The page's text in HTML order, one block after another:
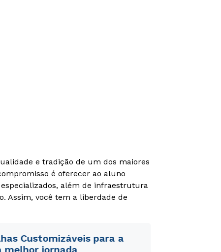
e tradição de um dos maiores
é oferecer ao aluno
além de infraestrutura
Assim, você tem a liberdade de
Customizáveis para a
melhor jornada
envio de conteúdos da Cruzeiro do Sul.
envio de conteúdos da Cruzeiro do Sul.